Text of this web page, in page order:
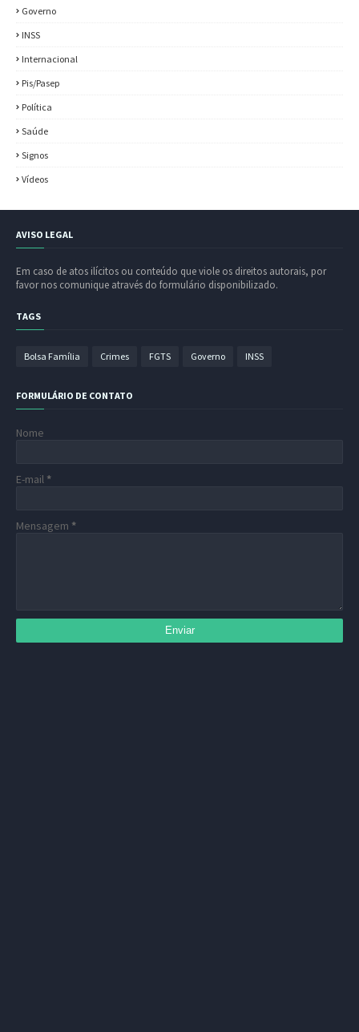
Governo
INSS
Internacional
Pis/Pasep
Política
Saúde
Signos
Vídeos
AVISO LEGAL
Em caso de atos ilícitos ou conteúdo que viole os direitos autorais, por
favor nos comunique através do formulário disponibilizado.
TAGS
Bolsa Família Crimes FGTS Governo INSS
FORMULÁRIO DE CONTATO
Nome
E-mail *
Mensagem *